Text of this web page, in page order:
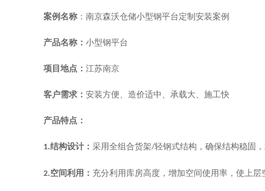
案例名称 ：南京森沃仓储小型钢平台定制安装案例
产品名称： 小型钢平台
项目地点： 江苏南京
客户需求： 安装方便、造价适中、承载大、施工快
产品特点：
1.结构设计： 采用全组合货架/轻钢式结构，确保结构稳固，
2.空间利用： 充分利用库房高度，增加空间使用率，使上层